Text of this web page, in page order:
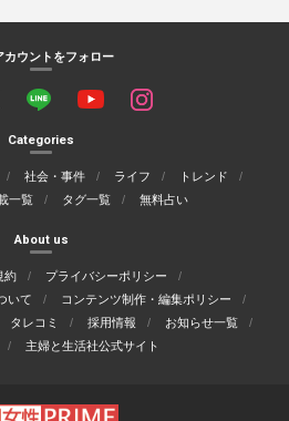
カウントをフォロー
Categories
社会・事件 ライフ
トレンド
一覧 タグ一覧 無料占い
About us
約
プライバシーポリシー
いて
コンテンツ制作・編集ポリシー
タレコミ 採用情報
お知らせ一覧
主婦と生活社公式サイト